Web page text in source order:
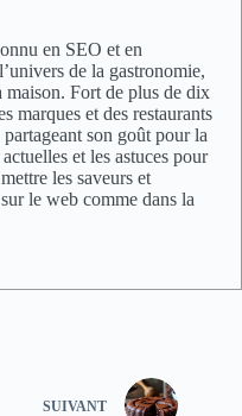
en SEO et en
de la gastronomie,
maison. Fort de plus de dix
marques et des restaurants
son goût pour la
et les astuces pour
les saveurs et
le web comme dans la
SUIVANT